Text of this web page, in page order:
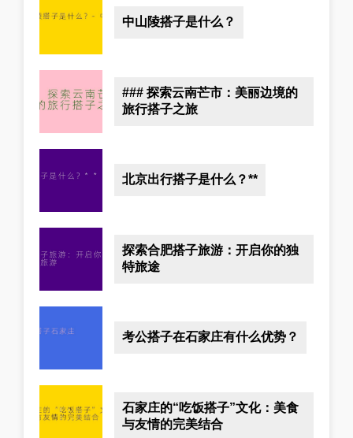
中山陵搭子是什么？
### 探索云南芒市：美丽边境的
旅行搭子之旅
北京出行搭子是什么？**
探索合肥搭子旅游：开启你的独
特旅途
考公搭子在石家庄有什么优势？
石家庄的“吃饭搭子”文化：美食
与友情的完美结合